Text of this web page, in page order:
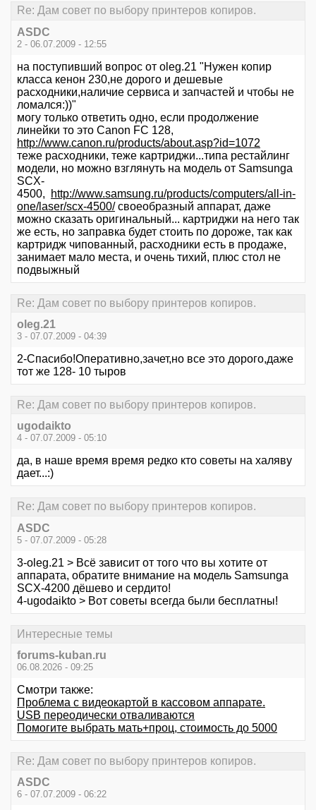
Re: Дам совет по выбору принтеров копиров.
ASDC
2 - 06.07.2009 - 12:55
на поступивший вопрос от oleg.21 "Нужен копир
класса кенон 230,не дорого и дешевые
расходники,наличие сервиса и запчастей и чтобы не
ломался:))"
могу только ответить одно, если продолжение
линейки то это Canon FC 128,
http://www.canon.ru/products/about.asp?id=1072
теже расходники, теже картриджи...типа рестайлинг
модели, но можно взглянуть на модель от Samsunga
SCX-
4500,
http://www.samsung.ru/products/computers/all-in-
one/laser/scx-4500/своеобразный аппарат, даже
можно сказать оригинальный... картриджи на него так
же есть, но заправка будет стоить по дороже, так как
картридж чипованный, расходники есть в продаже,
занимает мало места, и очень тихий, плюс стол не
подвыжный
Re: Дам совет по выбору принтеров копиров.
oleg.21
3 - 07.07.2009 - 04:39
2-Спасибо!Оперативно,зачет,но все это дорого,даже
тот же 128- 10 тыров
Re: Дам совет по выбору принтеров копиров.
ugodaikto
4 - 07.07.2009 - 05:10
да, в наше время время редко кто советы на халяву
дает...:)
Re: Дам совет по выбору принтеров копиров.
ASDC
5 - 07.07.2009 - 05:28
3-oleg.21 > Всё зависит от того что вы хотите от
аппарата, обратите внимание на модель Samsunga
SCX-4200 дёшево и сердито!
4-ugodaikto > Вот советы всегда были бесплатны!
Интересные темы
forums-kuban.ru
06.08.2026 - 09:25
Смотри также:
Проблема с видеокартой в кассовом аппарате.
USB переодически отваливаются
Помогите выбрать мать+проц, стоимость до 5000
Re: Дам совет по выбору принтеров копиров.
ASDC
6 - 07.07.2009 - 06:22